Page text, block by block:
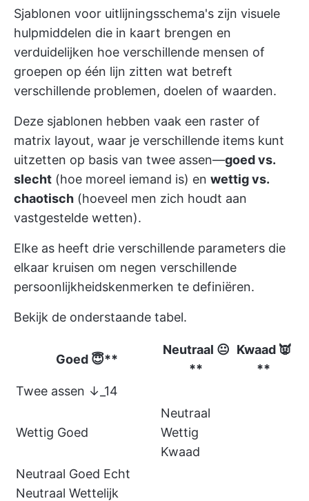
Sjablonen voor uitlijningsschema's zijn visuele
hulpmiddelen die in kaart brengen en
verduidelijken hoe verschillende mensen of
groepen op één lijn zitten wat betreft
verschillende problemen, doelen of waarden.
Deze sjablonen hebben vaak een raster of
matrix layout, waar je verschillende items kunt
uitzetten op basis van twee assen—goed vs.
slecht (hoe moreel iemand is) en wettig vs.
chaotisch (hoeveel men zich houdt aan
vastgestelde wetten).
Elke as heeft drie verschillende parameters die
elkaar kruisen om negen verschillende
persoonlijkheidskenmerken te definiëren.
Bekijk de onderstaande tabel.
Goed 😇**
Neutraal 😐
**
Kwaad 👿
**
Twee assen ↓_14
Wettig Goed
Neutraal
Wettig
Kwaad
Neutraal Goed Echt
Neutraal Wettelijk